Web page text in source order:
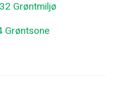
Grøntmiljø
Grøntsone